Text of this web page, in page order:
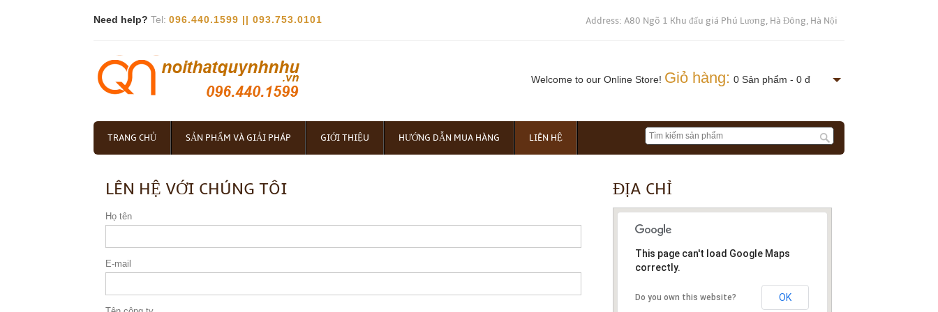
Need help? Tel:096.440.1599 || 093.753.0101 Address: A80 Ngõ 1 Khu đấu giá Phú Lương, Hà Đông, Hà Nội
Welcome to our Online Store! Giỏ hàng: 0 Sản phẩm - 0 đ
TRANG CHỦ SẢN PHẨM VÀ GIẢI PHÁP GIỚI THIỆU HƯỚNG DẪN MUA HÀNG LIÊN HỆ
LÊN HỆ VỚI CHÚNG TÔI
Họ tên
E-mail
ĐỊA CHỈ
This page can't load Google Maps
correctly.
Do you own this website? OK